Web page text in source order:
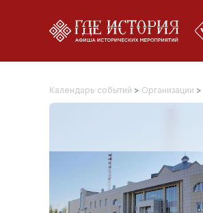
Календарь событий > Организации >